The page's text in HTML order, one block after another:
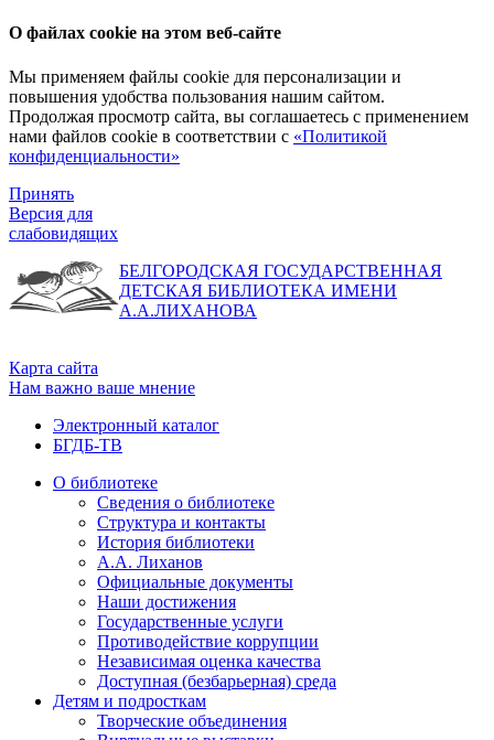
О файлах cookie на этом веб-сайте
Мы применяем файлы cookie для персонализации и
повышения удобства пользования нашим сайтом.
Продолжая просмотр сайта, вы соглашаетесь с применением
нами файлов cookie в соответствии с «Политикой
конфиденциальности»
Принять
Версия для
слабовидящих
БЕЛГОРОДСКАЯ ГОСУДАРСТВЕННАЯ
ДЕТСКАЯ БИБЛИОТЕКА ИМЕНИ
А.А.ЛИХАНОВА
Карта сайта
Нам важно ваше мнение
Электронный каталог
БГДБ-ТВ
О библиотеке
Сведения о библиотеке
Структура и контакты
История библиотеки
А.А. Лиханов
Официальные документы
Наши достижения
Государственные услуги
Противодействие коррупции
Независимая оценка качества
Доступная (безбарьерная) среда
Детям и подросткам
Творческие объединения